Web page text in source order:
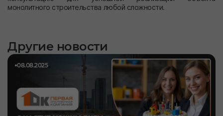
монолитного строительства любой сложности.
Другие новости
08.08.2025